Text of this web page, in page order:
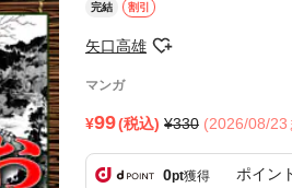
完結 割引
矢口高雄
マンガ
99(税込) 330 (2026/08/23
0pt獲得 ポイン